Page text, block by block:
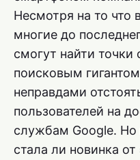
Несмотря на то что
многие до
смогут найти точки
поисковым
неправдами
пользователей на
службам Google. Но
стала ли новинка